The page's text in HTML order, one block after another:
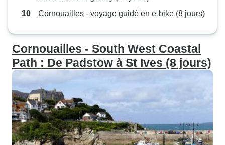
Cornouailles - voyage guidé en e-bike (8 jours)
Cornouailles - South West Coastal
Path : De Padstow à St Ives (8 jours)